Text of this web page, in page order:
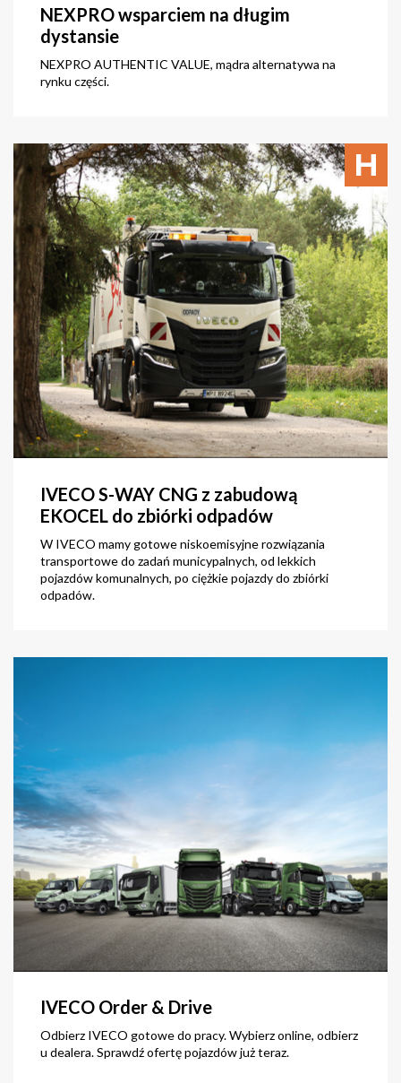
NEXPRO wsparciem na długim
dystansie
NEXPRO AUTHENTIC VALUE, mądra alternatywa na
rynku części.
IVECO S-WAY CNG z zabudową
EKOCEL do zbiórki odpadów
W IVECO mamy gotowe niskoemisyjne rozwiązania
transportowe do zadań municypalnych, od lekkich
pojazdów komunalnych, po ciężkie pojazdy do zbiórki
odpadów.
IVECO Order & Drive
Odbierz IVECO gotowe do pracy. Wybierz online, odbierz
u dealera. Sprawdź ofertę pojazdów już teraz.